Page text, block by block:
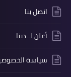
اتصل بنا
أعلن لــدينا
سياسة